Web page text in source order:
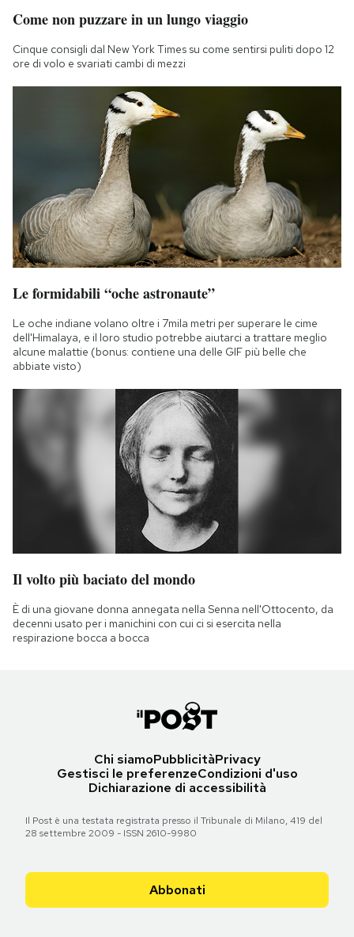
Come non puzzare in un lungo viaggio
Cinque consigli dal New York Times su come sentirsi puliti dopo 12
ore di volo e svariati cambi di mezzi
Le formidabili “oche astronaute”
Le oche indiane volano oltre i 7mila metri per superare le cime
dell'Himalaya, e il loro studio potrebbe aiutarci a trattare meglio
alcune malattie (bonus: contiene una delle GIF più belle che
abbiate visto)
Il volto più baciato del mondo
È di una giovane donna annegata nella Senna nell'Ottocento, da
decenni usato per i manichini con cui ci si esercita nella
respirazione bocca a bocca
Chi siamoPubblicitàPrivacy
Gestisci le preferenzeCondizioni d'uso
Dichiarazione di accessibilità
Il Post è una testata registrata presso il Tribunale di Milano, 419 del
28 settembre 2009 - ISSN 2610-9980
Abbonati